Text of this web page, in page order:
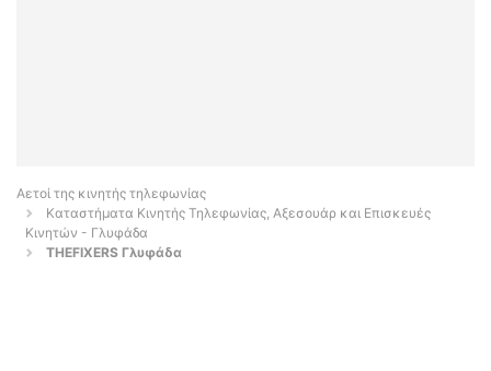
Αετοί της κινητής τηλεφωνίας
Καταστήματα Κινητής Τηλεφωνίας, Αξεσουάρ και Επισκευές
Κινητών - Γλυφάδα
THEFIXERS Γλυφάδα